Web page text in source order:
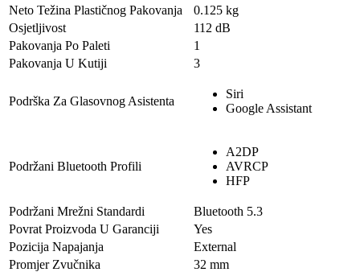
Neto Težina Plastičnog Pakovanja
0.125 kg
Osjetljivost
112 dB
Pakovanja Po Paleti
1
Pakovanja U Kutiji
3
Podrška Za Glasovnog Asistenta
Siri
Google Assistant
Podržani Bluetooth Profili
A2DP
AVRCP
HFP
Podržani Mrežni Standardi
Bluetooth 5.3
Povrat Proizvoda U Garanciji
Yes
Pozicija Napajanja
External
Promjer Zvučnika
32 mm